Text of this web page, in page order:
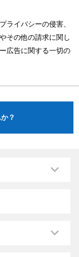
ライバシーの侵害、
その他の請求に関し
広告に関する一切の
？